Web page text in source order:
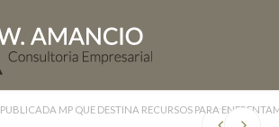
PUBLICADA MP QUE DESTINA RECURSOS PARA